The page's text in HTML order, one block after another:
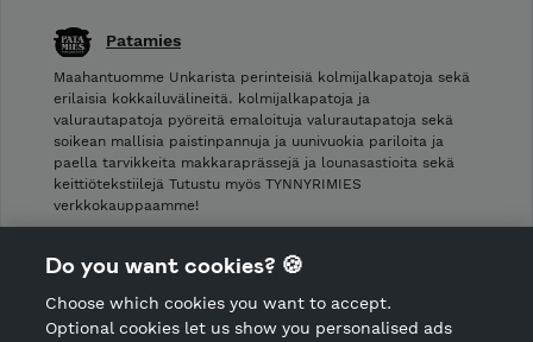
Patamies
Maahantuomme Unkarista perinteisiä kolmijalkapatoja sekä
erilaisia kokkailuvälineitä. kolmijalkapatoja ja
valurautapatoja pyöreitä emaloituja valurautapatoja sekä
soikean mallisia paistinpannuja ja uunivuokia pariloita ja
paella tarvikkeita makkaraprässejä ja lounasastioita sekä
keittiötekstiilejä Tutustu myös TYNNYRIMIES
verkkokauppaamme!
Shop privacy policy
CANCEL ORDER
Do you want cookies? 🍪
Choose which cookies you want to accept.
Optional cookies let us show you personalised ads